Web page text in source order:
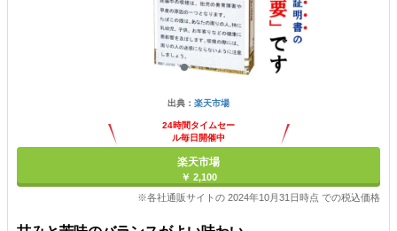
出典： 楽天市場
24時間タイムセー
ル毎日開催中
楽天市場
￥ 2,100
※各社通販サイトの 2024年10月31日時点 での税込価格